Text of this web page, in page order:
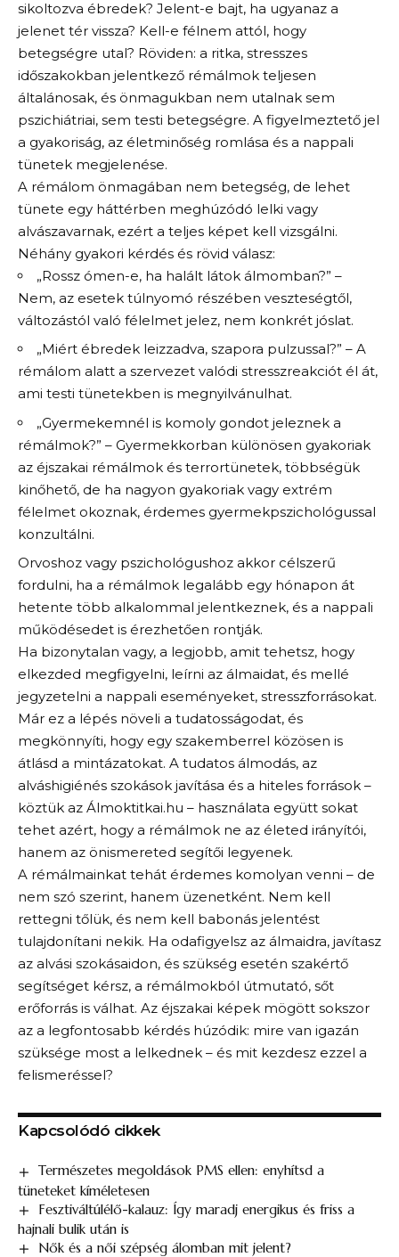
sikoltozva ébredek? Jelent-e bajt, ha ugyanaz a
jelenet tér vissza? Kell-e félnem attól, hogy
betegségre utal? Röviden: a ritka, stresszes
időszakokban jelentkező rémálmok teljesen
általánosak, és önmagukban nem utalnak sem
pszichiátriai, sem testi betegségre. A figyelmeztető jel
a gyakoriság, az életminőség romlása és a nappali
tünetek megjelenése.
A rémálom önmagában nem betegség, de lehet
tünete egy háttérben meghúzódó lelki vagy
alvászavarnak, ezért a teljes képet kell vizsgálni.
Néhány gyakori kérdés és rövid válasz:
„Rossz ómen-e, ha halált látok álmomban?” –
Nem, az esetek túlnyomó részében veszteségtől,
változástól való félelmet jelez, nem konkrét jóslat.
„Miért ébredek leizzadva, szapora pulzussal?” – A
rémálom alatt a szervezet valódi stresszreakciót él át,
ami testi tünetekben is megnyilvánulhat.
„Gyermekemnél is komoly gondot jeleznek a
rémálmok?” – Gyermekkorban különösen gyakoriak
az éjszakai rémálmok és terrortünetek, többségük
kinőhető, de ha nagyon gyakoriak vagy extrém
félelmet okoznak, érdemes gyermekpszichológussal
konzultálni.
Orvoshoz vagy pszichológushoz akkor célszerű
fordulni, ha a rémálmok legalább egy hónapon át
hetente több alkalommal jelentkeznek, és a nappali
működésedet is érezhetően rontják.
Ha bizonytalan vagy, a legjobb, amit tehetsz, hogy
elkezded megfigyelni, leírni az álmaidat, és mellé
jegyzetelni a nappali eseményeket, stresszforrásokat.
Már ez a lépés növeli a tudatosságodat, és
megkönnyíti, hogy egy szakemberrel közösen is
átlásd a mintázatokat. A tudatos álmodás, az
alváshigiénés szokások javítása és a hiteles források –
köztük az Álmoktitkai.hu – használata együtt sokat
tehet azért, hogy a rémálmok ne az életed irányítói,
hanem az önismereted segítői legyenek.
A rémálmainkat tehát érdemes komolyan venni – de
nem szó szerint, hanem üzenetként. Nem kell
rettegni tőlük, és nem kell babonás jelentést
tulajdonítani nekik. Ha odafigyelsz az álmaidra, javítasz
az alvási szokásaidon, és szükség esetén szakértő
segítséget kérsz, a rémálmokból útmutató, sőt
erőforrás is válhat. Az éjszakai képek mögött sokszor
az a legfontosabb kérdés húzódik: mire van igazán
szüksége most a lelkednek – és mit kezdesz ezzel a
felismeréssel?
Kapcsolódó cikkek
Természetes megoldások PMS ellen: enyhítsd a
tüneteket kíméletesen
Fesztiváltúlélő-kalauz: Így maradj energikus és friss a
hajnali bulik után is
Nők és a női szépség álomban mit jelent?